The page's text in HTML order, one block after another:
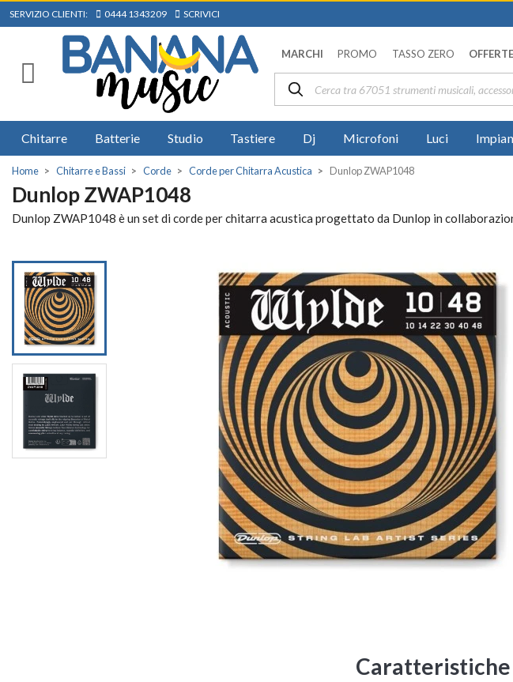
SERVIZIO CLIENTI: 0444 1343209 SCRIVICI
MARCHI PROMO TASSO ZERO OFFERTE
Chitarre Batterie Studio Tastiere Dj Microfoni Luci
Home Chitarre e Bassi Corde Corde per Chitarra Acustica Dunlop ZWAP1048
Dunlop ZWAP1048
Dunlop ZWAP1048 è un set di corde per chitarra acustica progettato da Dunlop in
Caratteristiche